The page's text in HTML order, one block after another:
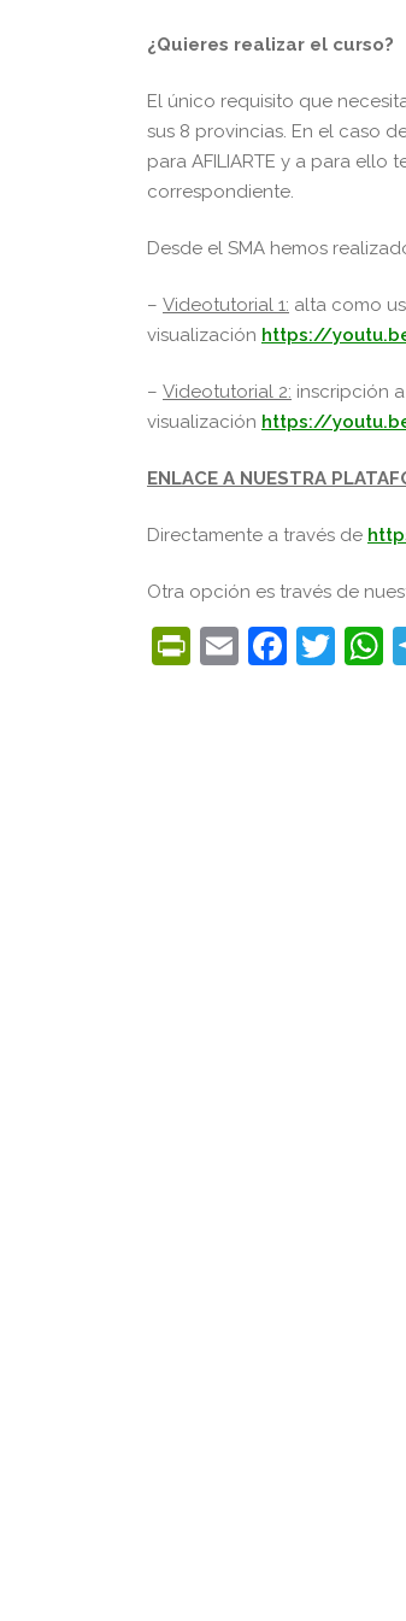
¿Quieres realizar el curso?
El único requisito que
sus 8 provincias. En el caso
para AFILIARTE y a para
correspondiente.
Desde el SMA hemos
– Videotutorial 1: alta como
visualización https://
– Videotutorial 2: inscripción
visualización https://
ENLACE A NUESTRA
Directamente a través de
Otra opción es través de
Email